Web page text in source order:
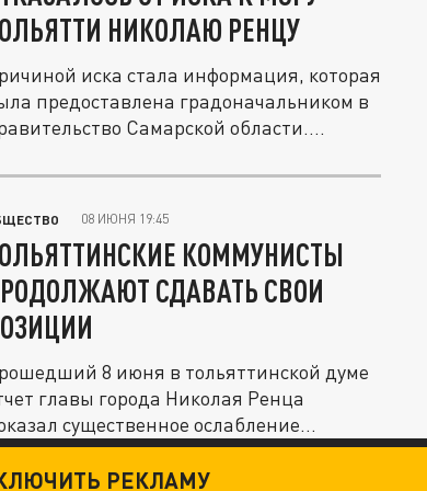
НИКОЛАЮ РЕНЦУ
иска стала информация, которая
предоставлена градоначальником в
Самарской области....
08 ИЮНЯ 19:45
КОММУНИСТЫ
СДАВАТЬ СВОИ
8 июня в тольяттинской думе
главы города Николая Ренца
существенное ослабление
РЕКЛАМУ